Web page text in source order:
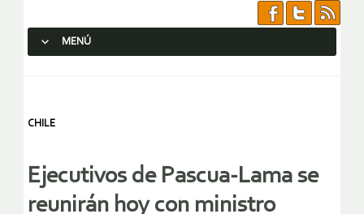
MENÚ
CHILE
Ejecutivos de Pascua-Lama se
reunirán hoy con ministro